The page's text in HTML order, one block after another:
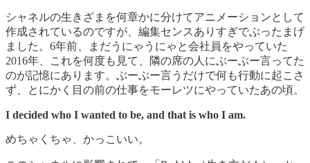
シャネルの生きざまを何章かに分けてアニメーションとして
作成されているのですが、編集センスありすぎでぶったまげ
ました。6年前、まだうにゃうにゃと会社員をやっていた
2016年、これを何度も見て、隣の席の人にぶーぶー言ってた
のが記憶にあります。ぶーぶー言うだけで何も行動に起こさ
ず、とにかく目の前の仕事をモーレツにやっていたあの頃。
I decided who I wanted to be, and that is who I am.
めちゃくちゃ、かっこいい。